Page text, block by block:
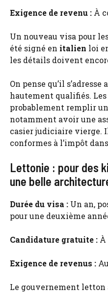
Exigence de revenu : À
Un nouveau visa pour
été signé en italien loi
les détails doivent
On pense qu’il
hautement qualifiés.
probablement remplir
notamment avoir une
casier judiciaire vierge.
conformes à l’impôt dans
Lettonie : pour des
une belle
Durée du visa : Un an,
pour une deuxième
Candidature gratuite : À
Exigence de revenus :
Le gouvernement letton